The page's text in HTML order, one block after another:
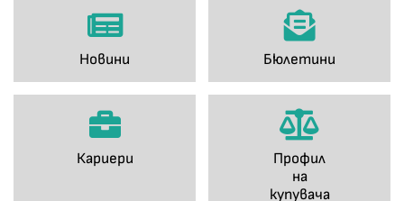
Новини Бюлетини
Кариери
Профил
на
купувача